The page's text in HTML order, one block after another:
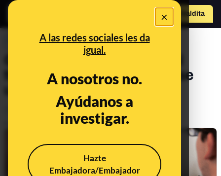
×
A las redes sociales les da
igual.
A nosotros no.
Ayúdanos a
investigar.
Hazte
Embajadora/Embajador
Hazte Maldito
a
PREBUNKING
Gemelos digitales o 'digital
twins': qué son y para qué se
utilizan
Nov 11, 2021, 8:13:00 AM